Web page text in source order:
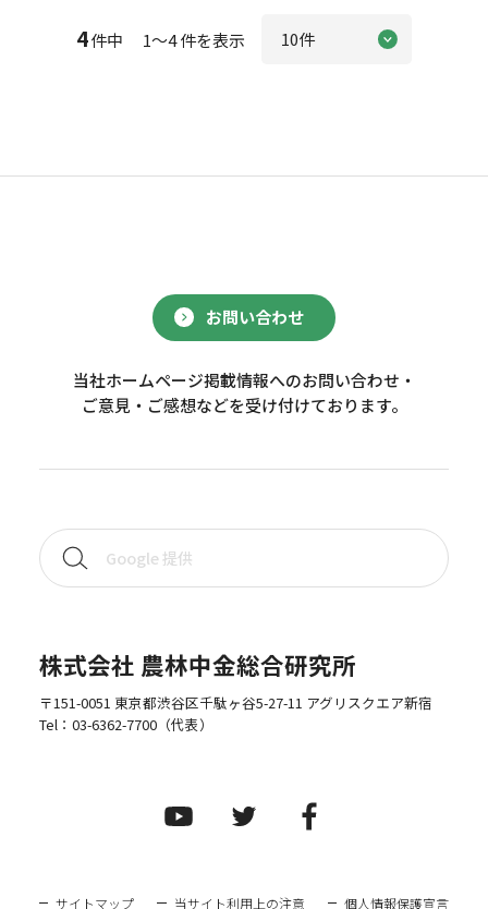
4件中 1～4 件を表示
お問い合わせ
当社ホームページ掲載情報へのお問い合わせ・
ご意見・ご感想などを受け付けております。
株式会社 農林中金総合研究所
〒151-0051 東京都渋谷区千駄ヶ谷5-27-11 アグリスクエア新宿
Tel： 03-6362-7700（代表）
サイトマップ 当サイト利用上の注意 個人情報保護宣言